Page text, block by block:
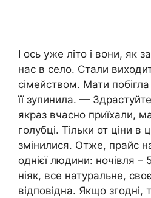
І ось уже літо і вони, як
нас в село. Стали
сімейством. Мати побігла
її зупинила. —
якраз вчасно приїхали,
голубці. Тільки от ціни в
змінилися. Отже, прайс
однієї людини: ночівля –
ніяк, все натуральне,
відповідна. Якщо